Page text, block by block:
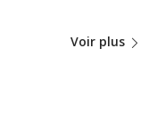
Voir plus